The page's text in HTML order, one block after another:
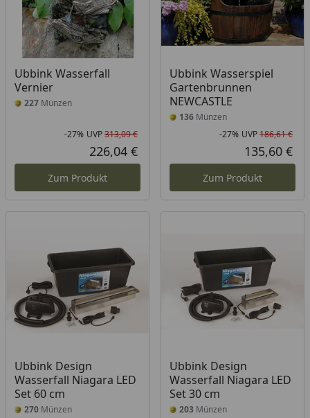
Ubbink Wasserfall
Vernier
227 Münzen
Rabatt in Prozent
-27%
Ursprünglicher Preis
UVP313,09 €
Aktueller Preis
226,04 €
Zum Produkt
Ubbink Wasserspiel
Gartenbrunnen
NEWCASTLE
136Münzen
-27% UVP186,61 €
135,60 €
Zum Produkt
Ubbink Design
Wasserfall Niagara LED
Set 60 cm
270 Münzen
Ubbink Design
Wasserfall Niagara LED
Set 30 cm
203Münzen